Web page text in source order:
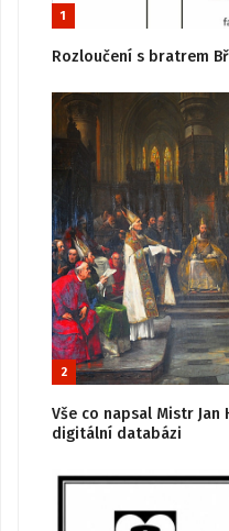
1
Rozloučení s bratrem
2
Vše co napsal Mistr
digitální databázi